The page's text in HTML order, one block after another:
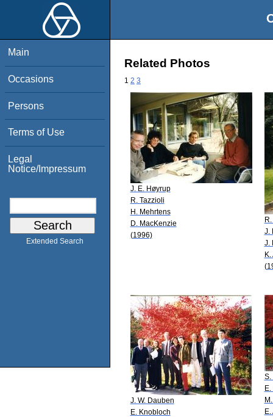
Main
Occasions
Persons
Terms of Use
Legal
Notice/Impressum
Extended Search
Related Photos
1 2 3
J. E. Høyrup
R. Tazzioli
H. Mehrtens
D. MacKenzie
(1996)
J.
J.
J. W. Dauben
E. Knobloch
S.
E.